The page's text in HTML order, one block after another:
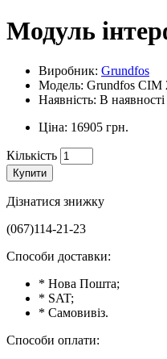
Модуль
Виробник: Grundfos
Модель: Grundfos CIM
Наявність: В наявності
Ціна: 16905 грн.
Кількість
Купити
Дізнатися знижку
(067)114-21-23
Способи доставки:
* Нова Пошта;
* SAT;
* Самовивіз.
Способи оплати: